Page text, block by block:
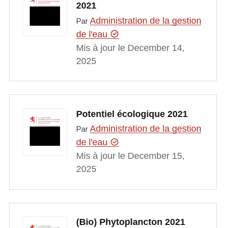
2021
Par Administration de la gestion
de l'eau
Mis à jour le December 14,
2025
Potentiel écologique 2021
Par Administration de la gestion
de l'eau
Mis à jour le December 15,
2025
(Bio) Phytoplancton 2021